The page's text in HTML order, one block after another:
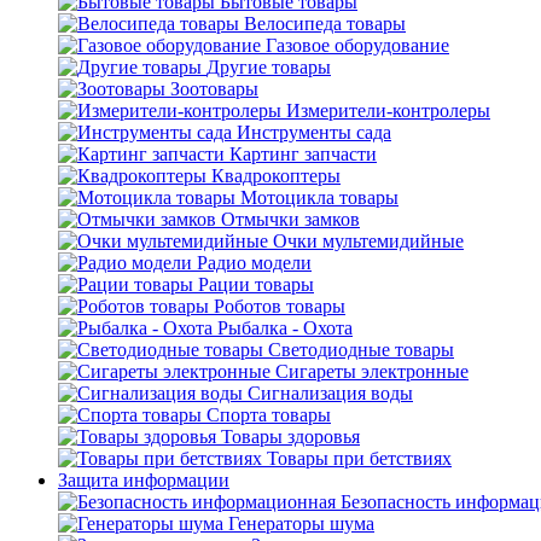
Велосипеда товары
Газовое оборудование
Другие товары
Зоотовары
Измерители-контролеры
Инструменты сада
Картинг запчасти
Квадрокоптеры
Мотоцикла товары
Отмычки замков
Очки мультемидийные
Радио модели
Рации товары
Роботов товары
Рыбалка - Охота
Светодиодные товары
Сигареты электронные
Сигнализация воды
Спорта товары
Товары здоровья
Товары при бетствиях
Защита информации
Безопасность
Генераторы шума